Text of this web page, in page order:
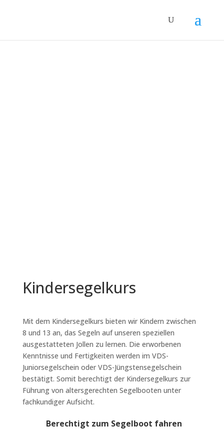
Kindersegelkurs
Mit dem Kindersegelkurs bieten wir Kindern zwischen
8 und 13 an, das Segeln auf unseren speziellen
ausgestatteten Jollen zu lernen. Die erworbenen
Kenntnisse und Fertigkeiten werden im VDS-
Juniorsegelschein oder VDS-Jüngstensegelschein
bestätigt. Somit berechtigt der Kindersegelkurs zur
Führung von altersgerechten Segelbooten unter
fachkundiger Aufsicht.
Berechtigt zum Segelboot fahren